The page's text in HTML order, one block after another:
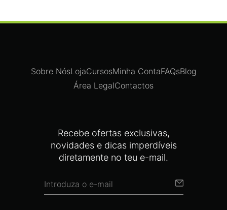
Recebe ofertas exclusivas,
novidades e dicas imperdíveis
diretamente no teu e-mail.
Sobre NósLojaCursosMinha ContaFAQsBlog
Área LegalContactos